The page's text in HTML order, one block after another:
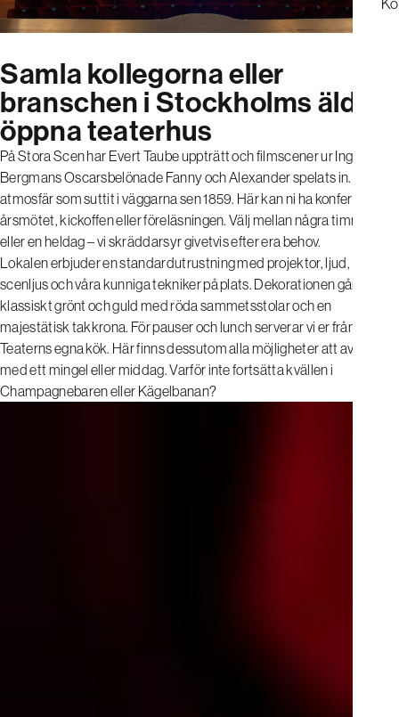
Samla kollegorna eller
branschen i Stockholms äldsta
öppna teaterhus
På Stora Scen har Evert Taube uppträtt och filmscener ur Ingmar
Bergmans Oscarsbelönade Fanny och Alexander spelats in. En unik
atmosfär som suttit i väggarna sen 1859. Här kan ni ha konferensen,
årsmötet, kickoffen eller föreläsningen. Välj mellan några timmar
eller en heldag – vi skräddarsyr givetvis efter era behov.
Lokalen erbjuder en standardutrustning med projektor, ljud,
scenljus och våra kunniga tekniker på plats. Dekorationen går i
klassiskt grönt och guld med röda sammetsstolar och en
majestätisk takkrona. För pauser och lunch serverar vi er från Södra
Teaterns egna kök. Här finns dessutom alla möjligheter att avrunda
med ett mingel eller middag. Varför inte fortsätta kvällen i
Champagnebaren eller Kägelbanan?